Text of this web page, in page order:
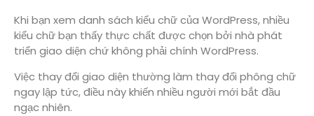
Khi bạn xem danh sách kiểu chữ của WordPress, nhiều
kiểu chữ bạn thấy thực chất được chọn bởi nhà phát
triển giao diện chứ không phải chính WordPress.
Việc thay đổi giao diện thường làm thay đổi phông chữ
ngay lập tức, điều này khiến nhiều người mới bắt đầu
ngạc nhiên.